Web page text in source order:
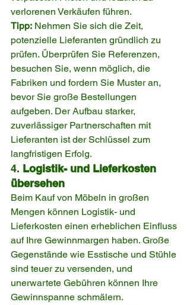
verlorenen Verkäufen führen.
Tipp: Nehmen Sie sich die Zeit,
potenzielle Lieferanten gründlich zu
prüfen. Überprüfen Sie Referenzen,
besuchen Sie, wenn möglich, die
Fabriken und fordern Sie Muster an,
bevor Sie große Bestellungen
aufgeben. Der Aufbau starker,
zuverlässiger Partnerschaften mit
Lieferanten ist der Schlüssel zum
langfristigen Erfolg.
4. Logistik- und Lieferkosten
übersehen
Beim Kauf von Möbeln in großen
Mengen können Logistik- und
Lieferkosten einen erheblichen Einfluss
auf Ihre Gewinnmargen haben. Große
Gegenstände wie Esstische und Stühle
sind teuer zu versenden, und
unerwartete Gebühren können Ihre
Gewinnspanne schmälern.